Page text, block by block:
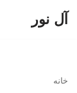
آل نور
خانه